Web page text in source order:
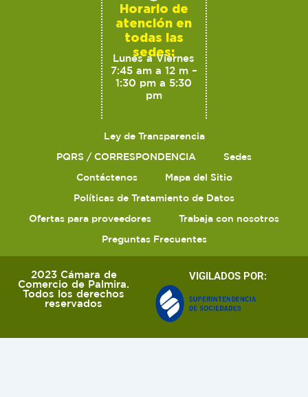
Horario de
atención en
todas las
sedes:
Lunes a Viernes
7:45 am a 12 m –
1:30 pm a 5:30
pm
Ley de Transparencia
PQRS / CORRESPONDENCIA
Sedes
Contáctenos
Mapa del Sitio
Políticas de Tratamiento de Datos
Ofertas para proveedores
Trabaja con nosotros
Preguntas Frecuentes
2023 Cámara de
Comercio de Palmira.
Todos los derechos
reservados
VIGILADOS POR: